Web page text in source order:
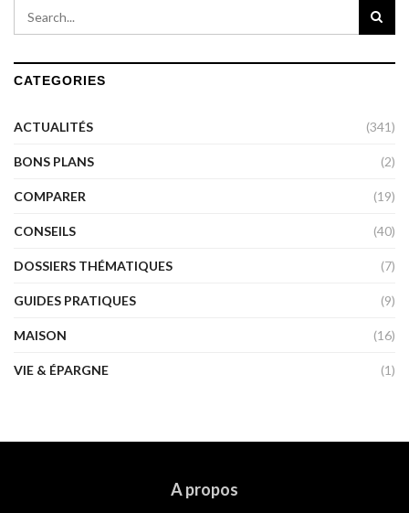
CATEGORIES
ACTUALITÉS (341)
BONS PLANS (2)
COMPARER (19)
CONSEILS (40)
DOSSIERS THÉMATIQUES (7)
GUIDES PRATIQUES (9)
MAISON (16)
VIE & ÉPARGNE (1)
A propos